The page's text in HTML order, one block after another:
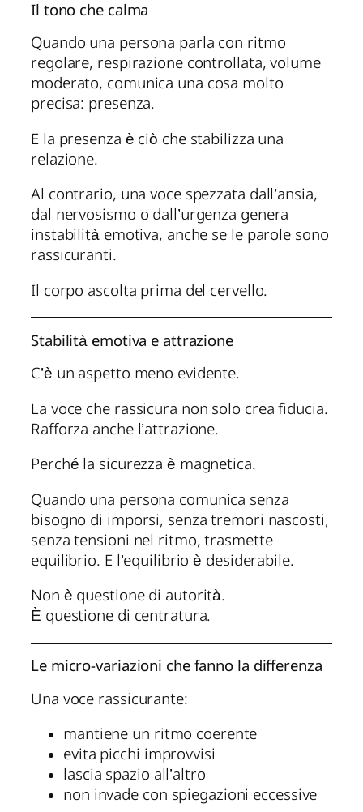
Il tono che calma
Quando una persona parla con ritmo
regolare, respirazione controllata, volume
moderato, comunica una cosa molto
precisa: presenza.
E la presenza è ciò che stabilizza una
relazione.
Al contrario, una voce spezzata dall’ansia,
dal nervosismo o dall’urgenza genera
instabilità emotiva, anche se le parole sono
rassicuranti.
Il corpo ascolta prima del cervello.
Stabilità emotiva e attrazione
C’è un aspetto meno evidente.
La voce che rassicura non solo crea fiducia.
Rafforza anche l’attrazione.
Perché la sicurezza è magnetica.
Quando una persona comunica senza
bisogno di imporsi, senza tremori nascosti,
senza tensioni nel ritmo, trasmette
equilibrio. E l’equilibrio è desiderabile.
Non è questione di autorità.
È questione di centratura.
Le micro-variazioni che fanno la differenza
Una voce rassicurante:
mantiene un ritmo coerente
evita picchi improvvisi
lascia spazio all’altro
non invade con spiegazioni eccessive